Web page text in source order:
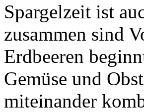
Spargelzeit ist
zusammen sind
Erdbeeren
Gemüse und
miteinander